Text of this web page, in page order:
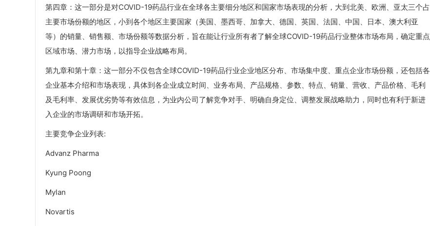
第四章：这一部分是对COVID-19药品行业在全球各主要细分地区和国家市场表现的分析，大到北美、欧洲、亚太三个占
主要市场份额的地区，小到各个地区主要国家（美国、墨西哥、加拿大、德国、英国、法国、中国、日本、澳大利亚
等）的销量、销售额、市场份额等数据分析，旨在能让行业所有者了解全球COVID-19药品行业整体市场布局，确定重点
区域市场、潜力市场，以指导企业战略布局。
第九章和第十章：这一部分不仅包含全球COVID-19药品行业企业地区分布、市场集中度、重点企业市场份额，还包括各
企业基本介绍和市场表现，具体到各企业成立时间、业务布局、产品规格、参数、特点、销量、营收、产品价格、毛利
及毛利率、发展优劣势等有效信息，为业内公司了解竞争对手、明确自身定位、调整发展战略助力，同时也有利于新进
入企业的市场调研和市场开拓。
主要竞争企业列表:
Advanz Pharma
Kyung Poong
Mylan
Novartis